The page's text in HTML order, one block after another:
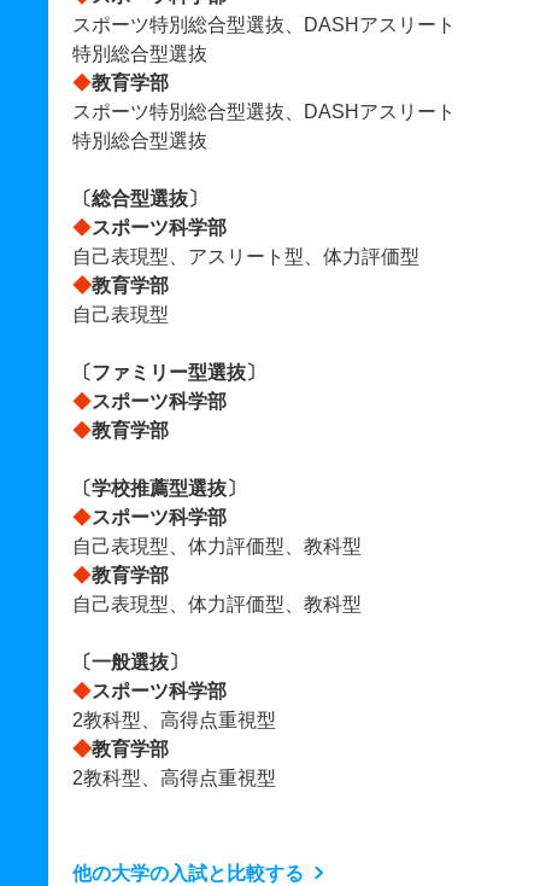
スポーツ特別総合型選抜、DASHアスリート
特別総合型選抜
◆教育学部
スポーツ特別総合型選抜、DASHアスリート
特別総合型選抜
〔総合型選抜〕
◆スポーツ科学部
自己表現型、アスリート型、体力評価型
◆教育学部
自己表現型
〔ファミリー型選抜〕
◆スポーツ科学部
◆教育学部
〔学校推薦型選抜〕
◆スポーツ科学部
自己表現型、体力評価型、教科型
◆教育学部
自己表現型、体力評価型、教科型
〔一般選抜〕
◆スポーツ科学部
2教科型、高得点重視型
◆教育学部
2教科型、高得点重視型
他の大学の入試と比較する